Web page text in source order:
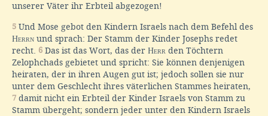
unserer Väter ihr Erbteil abgezogen!
5 Und Mose gebot den Kindern Israels nach dem Befehl des
Herrn und sprach: Der Stamm der Kinder Josephs redet
recht. 6 Das ist das Wort, das der Herr den Töchtern
Zelophchads gebietet und spricht: Sie können denjenigen
heiraten, der in ihren Augen gut ist; jedoch sollen sie nur
unter dem Geschlecht ihres väterlichen Stammes heiraten,
7 damit nicht ein Erbteil der Kinder Israels von Stamm zu
Stamm übergeht; sondern jeder unter den Kindern Israels